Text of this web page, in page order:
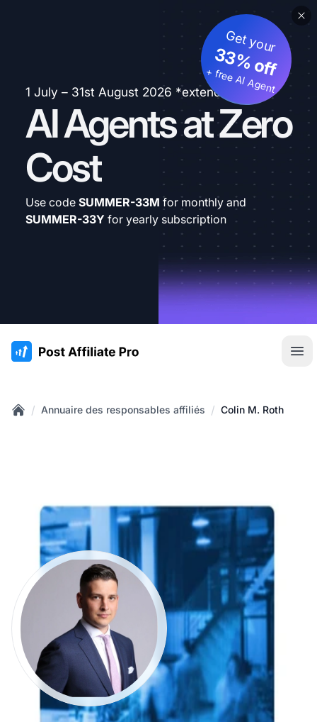
1 July – 31st August 2026 *extended
AI Agents at Zero
Cost
Get your
33% off
+ free AI Agent
Use code SUMMER-33M for monthly and
SUMMER-33Y for yearly subscription
:site.title
/ Annuaire des responsables affiliés / Colin M. Roth